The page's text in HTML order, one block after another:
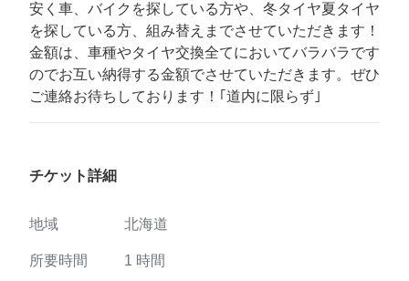
安く車、バイクを探している方や、冬タイヤ夏タイヤ
を探している方、組み替えまでさせていただきます！
金額は、車種やタイヤ交換全てにおいてバラバラです
のでお互い納得する金額でさせていただきます。ぜひ
ご連絡お待ちしております！｢道内に限らず｣
チケット詳細
地域 北海道
所要時間 1 時間